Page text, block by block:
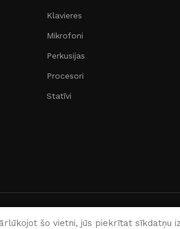
Klavieres
Mikrofoni
Perkusijas
Procesori
Statīvi
šo vietni, jūs piekrītat sīkdatņu
Latviešu